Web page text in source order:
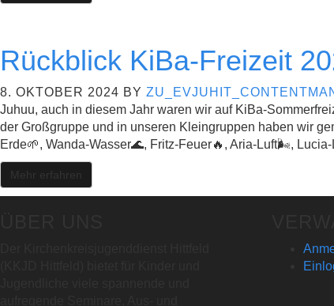
Rückblick KiBa-Freizeit
8. OKTOBER 2024 BY
Juhuu, auch in diesem Jahr waren wir auf KiBa-
der Großgruppe und in unseren Kleingruppen haben wir
Erde🌱, Wanda-Wasser🌊, Fritz-Feuer🔥, Aria-Luft🌬,
Mehr erfahren